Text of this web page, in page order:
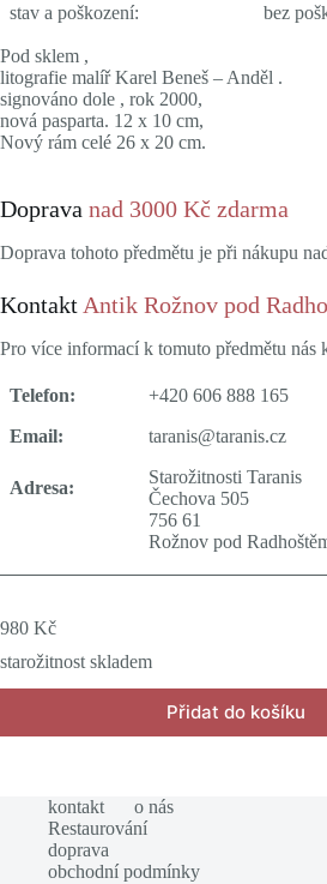
stav a poškození:
bez
Pod sklem ,
litografie malíř Karel Beneš – Anděl .
signováno dole , rok 2000,
nová pasparta. 12 x 10 cm,
Nový rám celé 26 x 20 cm.
Doprava nad 3000 Kč zdarma
Doprava tohoto předmětu je při nákupu
Kontakt Antik Rožnov pod
Pro více informací k tomuto předmětu nás
Telefon:
+420 606 888 165
Email:
taranis@taranis.cz
Adresa:
Starožitnosti Taranis
Čechova 505
756 61
Rožnov pod
980 Kč
starožitnost skladem
Přidat do košíku
kontakt
o nás
Restaurování
doprava
obchodní podmínky